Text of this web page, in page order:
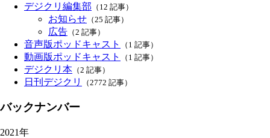
デジクリ編集部 （12 記事）
お知らせ （25 記事）
広告 （2 記事）
音声版ポッドキャスト （1 記事）
動画版ポッドキャスト （1 記事）
デジクリ本 （2 記事）
日刊デジクリ （2772 記事）
バックナンバー
2021年